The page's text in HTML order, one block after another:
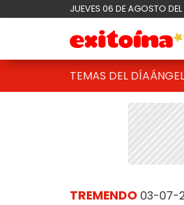
JUEVES 06 DE AGOSTO
TEMAS DEL DÍA
TREMENDO 03-07-